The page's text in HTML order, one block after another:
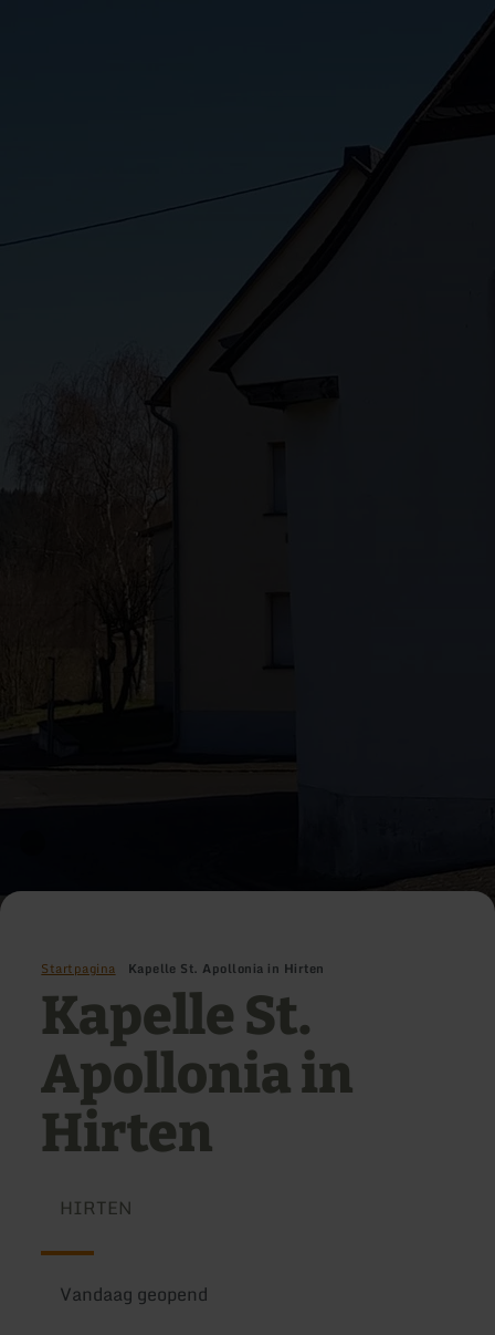
Startpagina Kapelle St. Apollonia in Hirten
Kapelle St.
Apollonia in
Hirten
HIRTEN
Vandaag geopend